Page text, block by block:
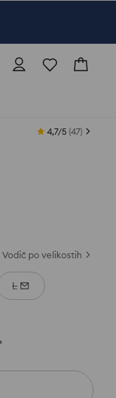
4,7/5 (47)
Vodič po velikostih
L